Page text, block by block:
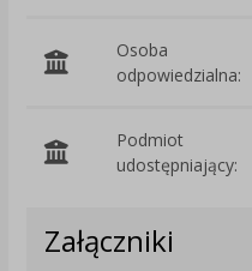
Osoba
odpowiedzialna:
Podmiot
udostępniający:
Załączniki